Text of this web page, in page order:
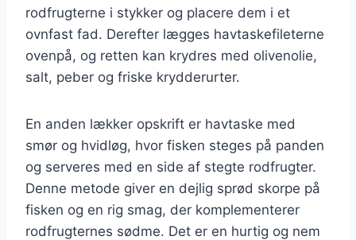
rodfrugterne i stykker og placere dem i et
ovnfast fad. Derefter lægges havtaskefileterne
ovenpå, og retten kan krydres med olivenolie,
salt, peber og friske krydderurter.
En anden lækker opskrift er havtaske med
smør og hvidløg, hvor fisken steges på panden
og serveres med en side af stegte rodfrugter.
Denne metode giver en dejlig sprød skorpe på
fisken og en rig smag, der komplementerer
rodfrugternes sødme. Det er en hurtig og nem